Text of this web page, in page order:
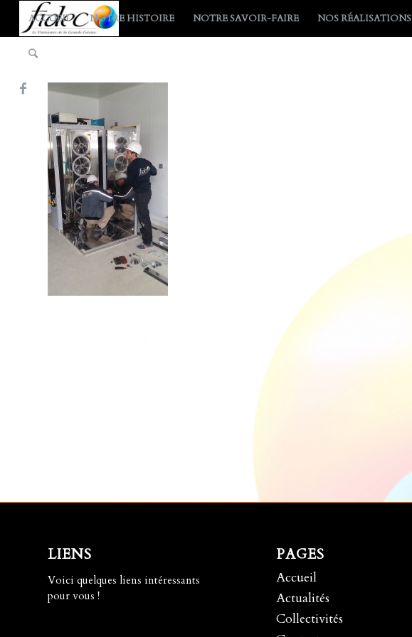
ACCUEIL NOTRE HISTOIRE NOTRE SAVOIR-FAIRE NOS RÉALISATIONS
LIENS
Voici quelques liens intéressants
pour vous !
PAGES
Accueil
Actualités
Collectivités